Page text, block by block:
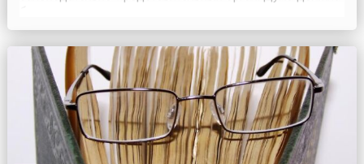
должны были обсуждаться в Государственном совете и
«ныне настало время, следуя благим начинаниям их, пр...